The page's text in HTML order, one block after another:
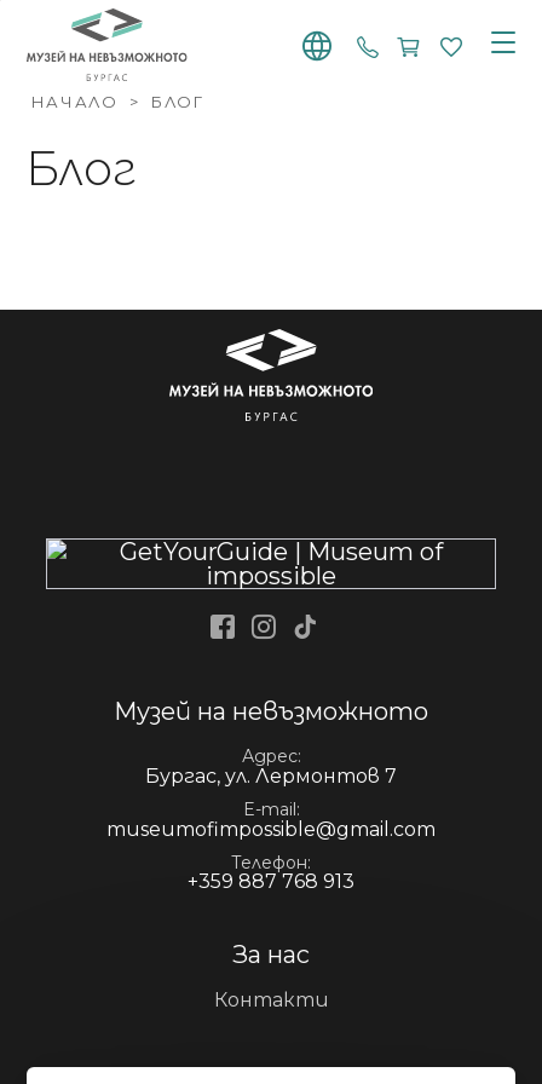
+359 887 768 913
НАЧАЛО > БЛОГ
Блог
За нас
Контакти
Музей на невъзможното
Адрес
Бургас, ул. Лермонтов 7
E-mail
museumofimpossible@gmail.com
Телефон
+359 887 768 913
FacebookInstagram